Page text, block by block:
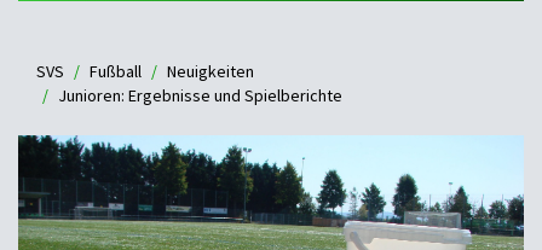
SVS Fußball
Neuigkeiten
Junioren: Ergebnisse und Spielberichte